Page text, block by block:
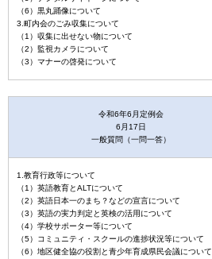
（6）黒丸踊像について
3.町内会のごみ収集について
（1）収集に出せない物について
（2）監視カメラについて
（3）マナーの啓発について
令和6年6月定例会
6月17日
一般質問（一問一答）
1.教育行政等について
（1）英語教育とALTについて
（2）英語日本一のまち？などの宣言について
（3）英語の実力判定と英検の活用について
（4）学校サポーター等について
（5）コミュニティ・スクールの進捗状況等について
（6）地区健全協の役割と青少年育成県民会議について